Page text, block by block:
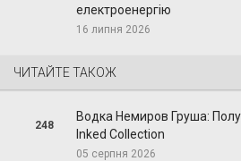
електроенергію
16 липня 2026
ЧИТАЙТЕ ТАКОЖ
248
Водка Немиров Груша:
Inked Collection
05 серпня 2026